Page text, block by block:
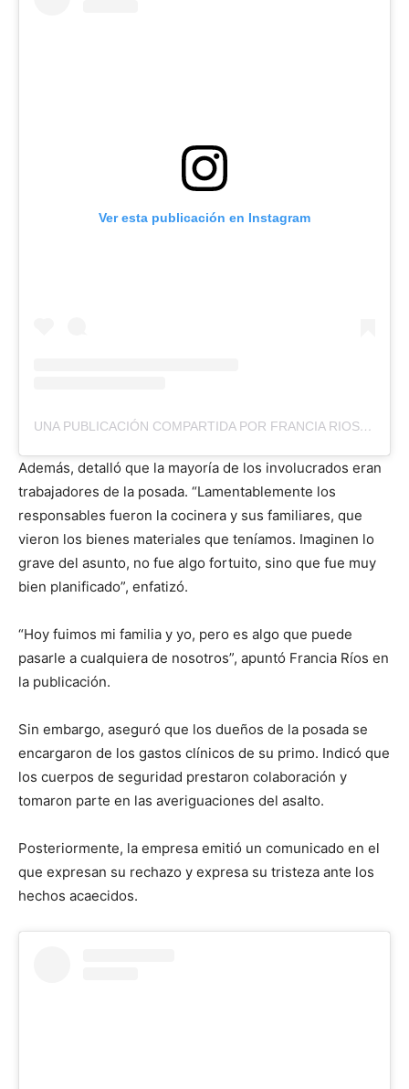
Ver esta publicación en Instagram
UNA PUBLICACIÓN COMPARTIDA POR FRANCIA RIOS / CEO (@RIOSFRANCIA)
Además, detalló que la mayoría de los involucrados eran
trabajadores de la posada. “Lamentablemente los
responsables fueron la cocinera y sus familiares, que
vieron los bienes materiales que teníamos. Imaginen lo
grave del asunto, no fue algo fortuito, sino que fue muy
bien planificado”, enfatizó.
“Hoy fuimos mi familia y yo, pero es algo que puede
pasarle a cualquiera de nosotros”, apuntó Francia Ríos en
la publicación.
Sin embargo, aseguró que los dueños de la posada se
encargaron de los gastos clínicos de su primo. Indicó que
los cuerpos de seguridad prestaron colaboración y
tomaron parte en las averiguaciones del asalto.
Posteriormente, la empresa emitió un comunicado en el
que expresan su rechazo y expresa su tristeza ante los
hechos acaecidos.